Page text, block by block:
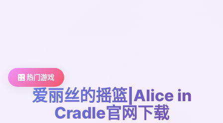
🎛️ 热门游戏
爱丽丝的摇篮|Alice in
Cradle官网下载